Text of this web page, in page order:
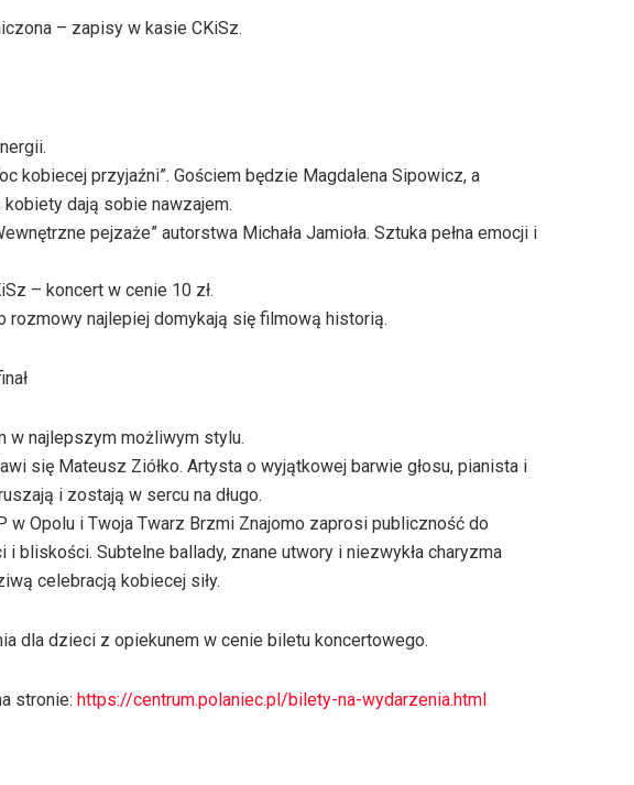
– zapisy w kasie CKiSz.
kobiecej przyjaźni”. Gościem będzie Magdalena Sipowicz, a
dają sobie nawzajem.
pejzaże” autorstwa Michała Jamioła. Sztuka pełna emocji i
– koncert w cenie 10 zł.
rozmowy najlepiej domykają się filmową historią.
w najlepszym możliwym stylu.
się Mateusz Ziółko. Artysta o wyjątkowej barwie głosu, pianista i
i zostają w sercu na długo.
w Opolu i Twoja Twarz Brzmi Znajomo zaprosi publiczność do
i bliskości. Subtelne ballady, znane utwory i niezwykła charyzma
celebracją kobiecej siły.
dla dzieci z opiekunem w cenie biletu koncertowego.
stronie: https://centrum.polaniec.pl/bilety-na-wydarzenia.html